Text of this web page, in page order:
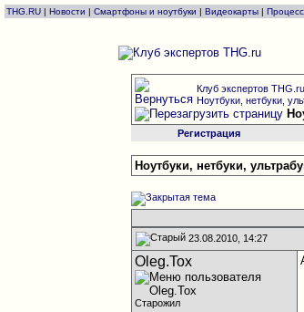
THG.RU | Новости | Смартфоны и ноутбуки | Видеокарты |
Клуб экспертов THG.ru
Ноутбуки, нетбуки,
Регистрация
Ноутбуки, нетбуки,
23.08.2010, 14:27
Oleg.Tox
Старожил